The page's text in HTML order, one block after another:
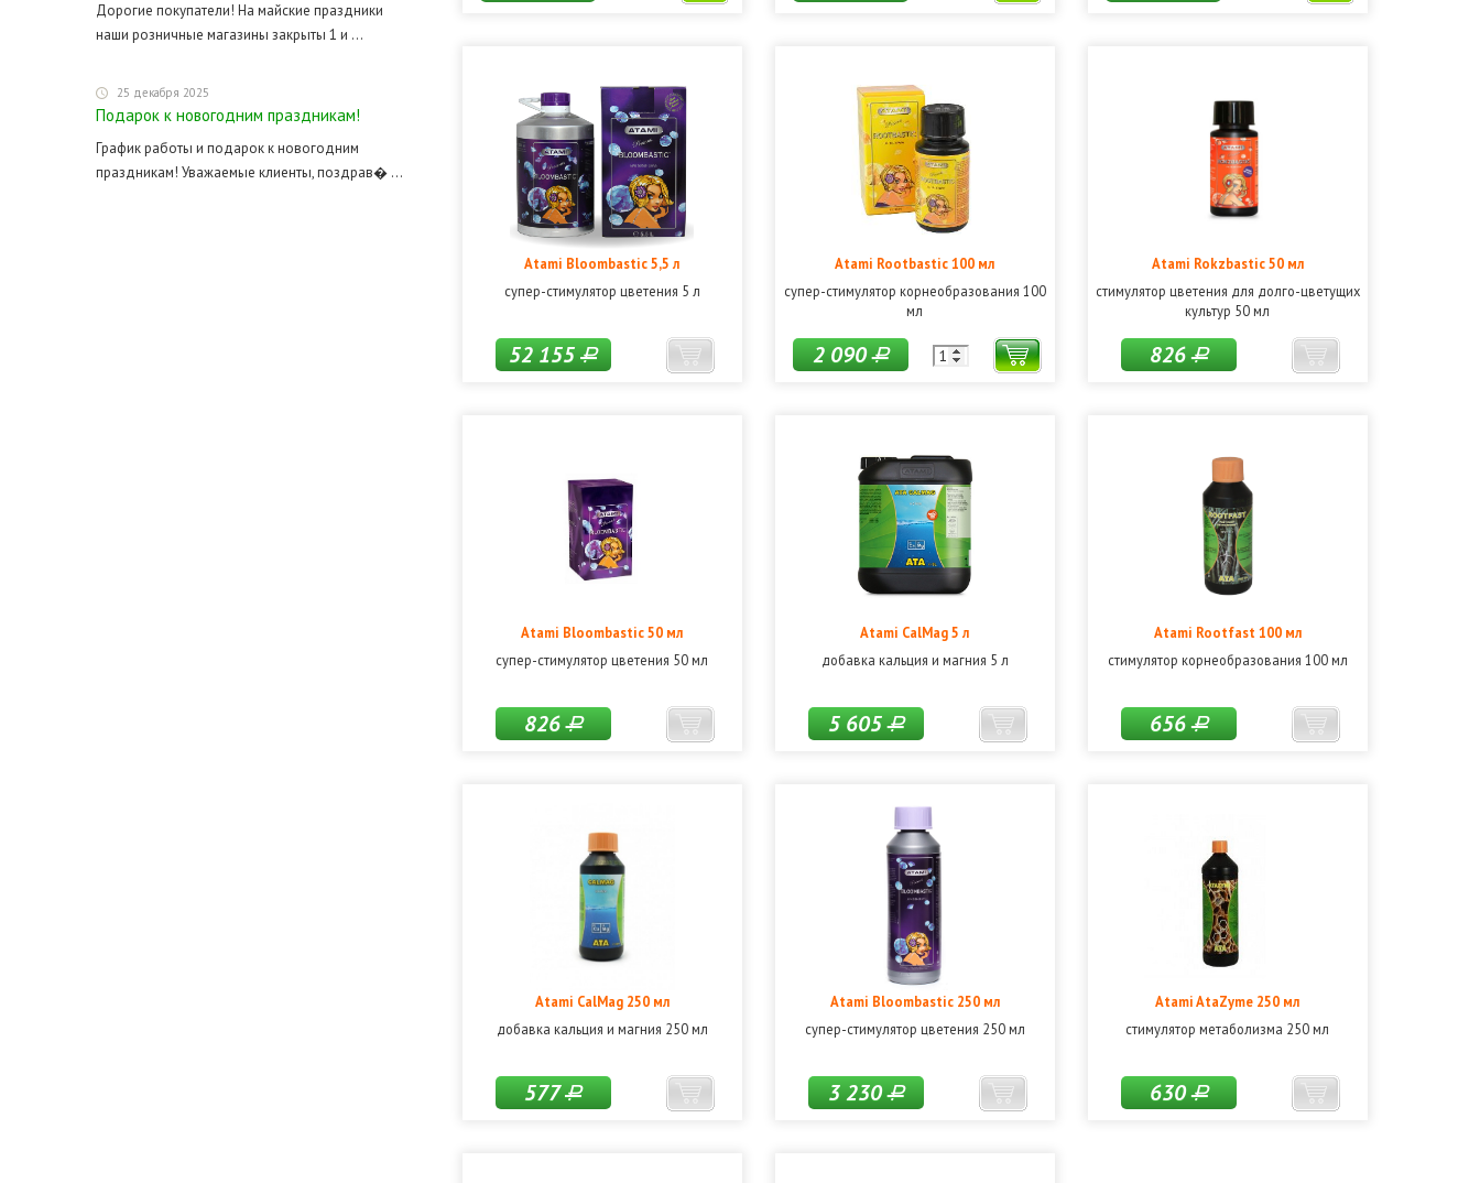
Дорогие покупатели! На майские праздники
наши розничные магазины закрыты 1 и ...
25 декабря 2025
Подарок к новогодним праздникам!
График работы и подарок к новогодним
праздникам! Уважаемые клиенты, поздрав� ...
Atami Bloombastic 5,5 л
супер-стимулятор цветения 5 л
52 155Р
Atami Rootbastic 100 мл
супер-стимулятор корнеобразования 100
мл
2 090Р
Atami Rokzbastic 50 мл
стимулятор цветения для долго-цветущих
культур 50 мл
826Р
Atami Bloombastic 50 мл
супер-стимулятор цветения 50 мл
826Р
Atami CalMag 5 л
добавка кальция и магния 5 л
5 605Р
Atami Rootfast 100 мл
стимулятор корнеобразования 100 мл
656Р
Atami CalMag 250 мл
добавка кальция и магния 250 мл
577Р
Atami Bloombastic 250 мл
супер-стимулятор цветения 250 мл
3 230Р
Atami AtaZyme 250 мл
стимулятор метаболизма 250 мл
630Р